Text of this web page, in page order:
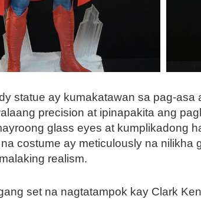
statue ay kumakatawan sa pag-asa
precision at ipinapakita ang
glass eyes at kumplikadong
costume ay meticulously na nilikha
realism.
set na nagtatampok kay Clark